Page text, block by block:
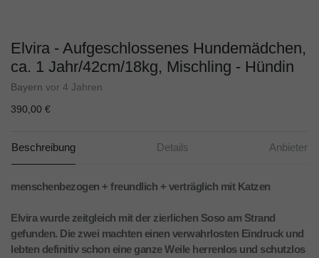
Elvira - Aufgeschlossenes Hundemädchen,
ca. 1 Jahr/42cm/18kg, Mischling - Hündin
Bayern vor 4 Jahren
390,00 €
Beschreibung Details Anbieter
menschenbezogen + freundlich + verträglich mit Katzen
Elvira wurde zeitgleich mit der zierlichen Soso am Strand
gefunden. Die zwei machten einen verwahrlosten Eindruck und
lebten definitiv schon eine ganze Weile herrenlos und schutzlos